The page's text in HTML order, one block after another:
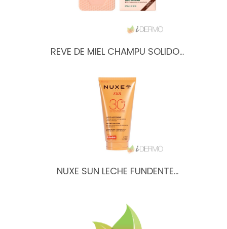
REVE DE MIEL CHAMPU SOLIDO…
NUXE SUN LECHE FUNDENTE…